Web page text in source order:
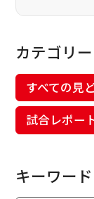
カテゴリー
すべての見
試合レポー
キーワード